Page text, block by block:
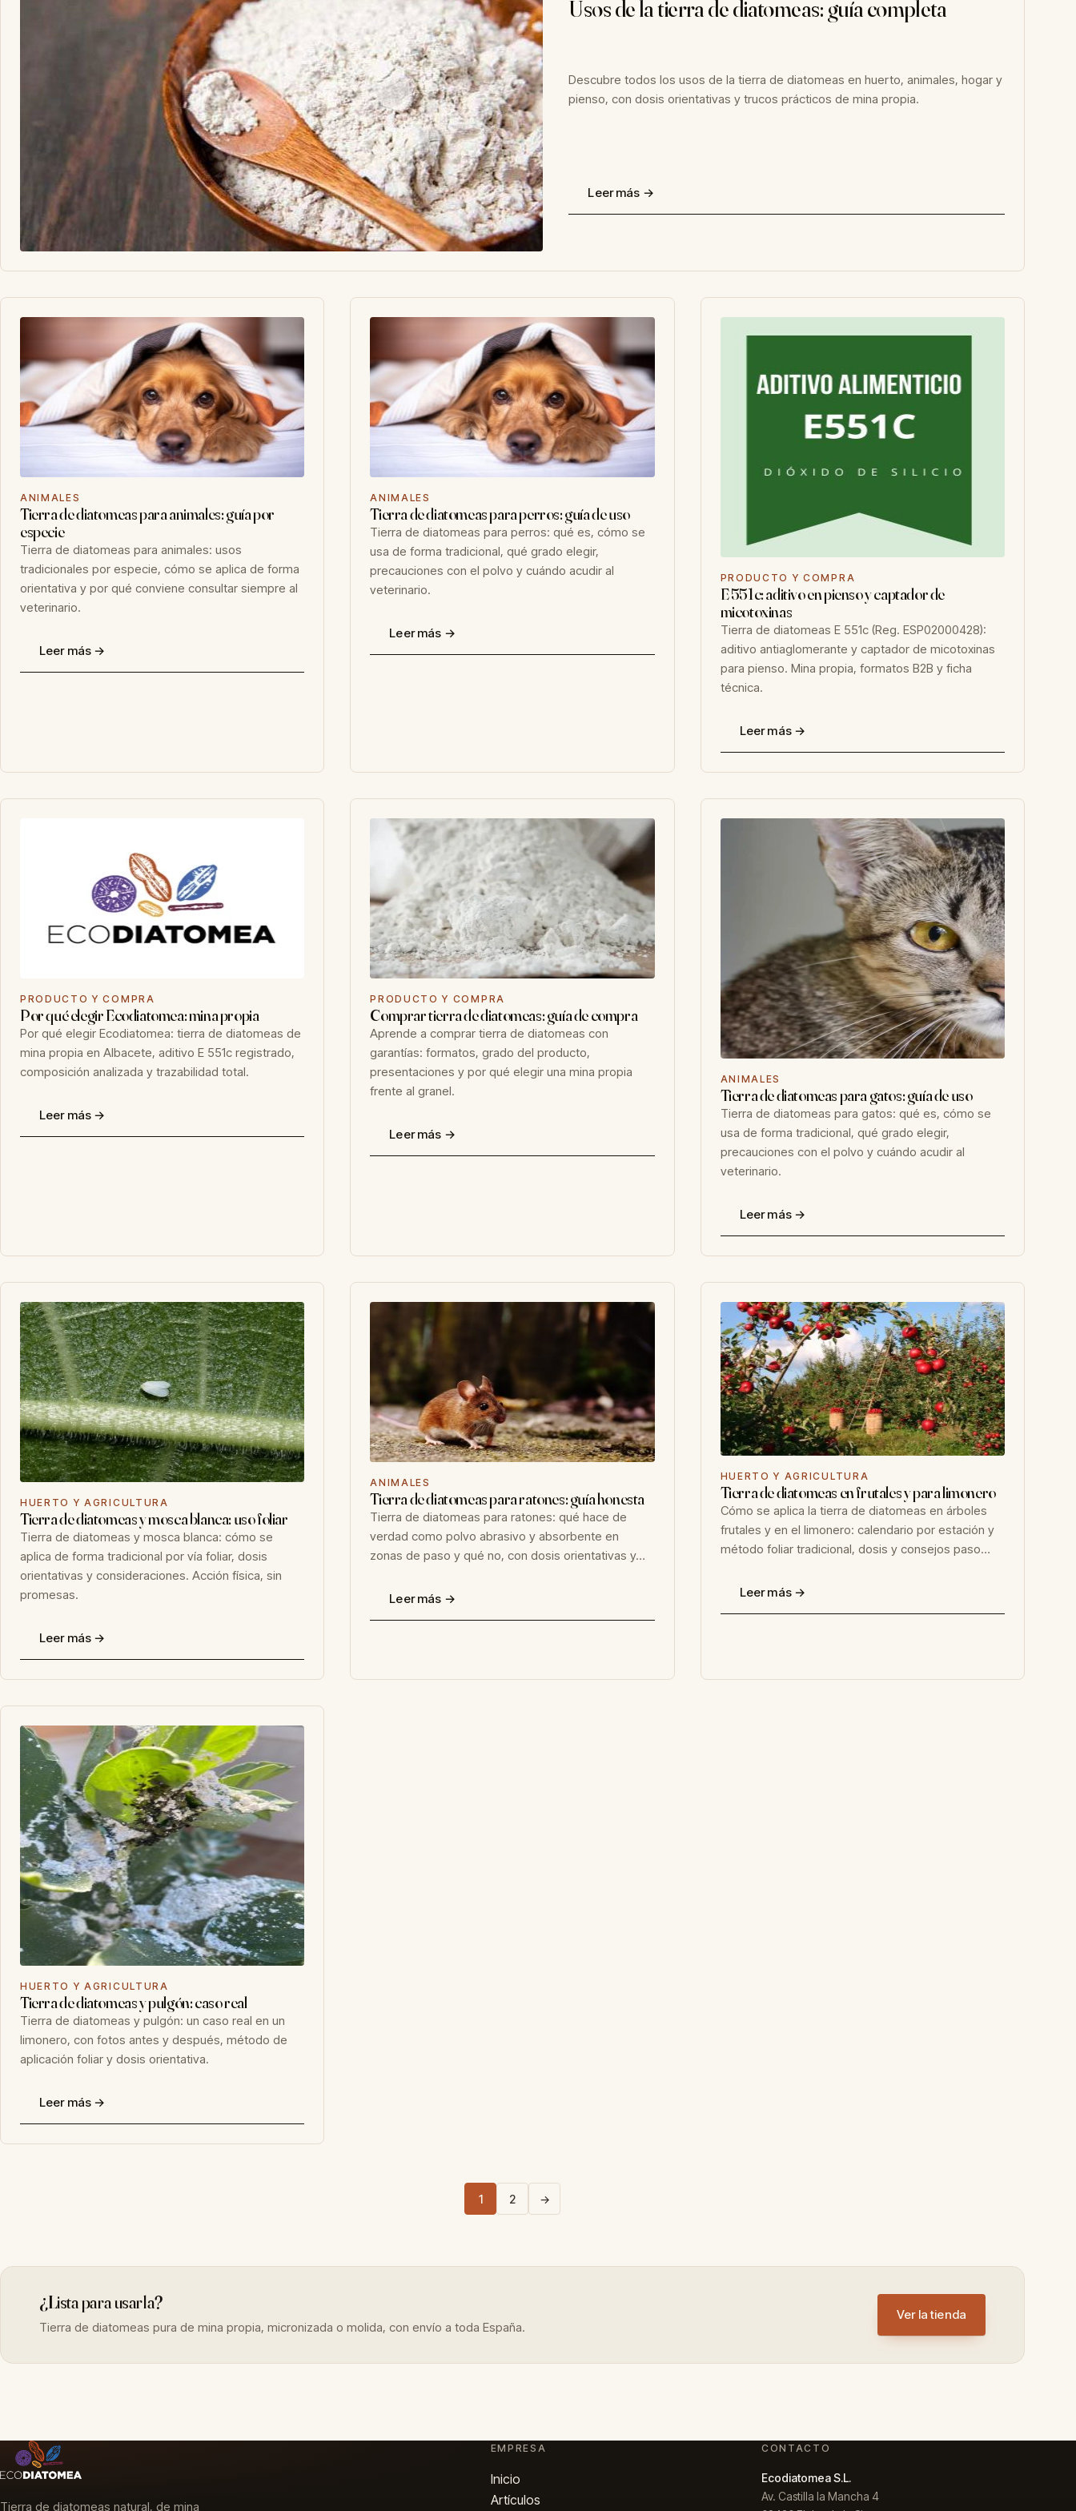
Usos de la tierra de diatomeas: guía completa
Descubre todos los usos de la tierra de diatomeas en huerto, animales, hogar y
pienso, con dosis orientativas y trucos prácticos de mina propia.
Leer más →
ANIMALES
Tierra de diatomeas para animales: guía por
especie
Tierra de diatomeas para animales: usos
tradicionales por especie, cómo se aplica de forma
orientativa y por qué conviene consultar siempre al
veterinario.
Leer más →
ANIMALES
Tierra de diatomeas para perros: guía de uso
Tierra de diatomeas para perros: qué es, cómo se
usa de forma tradicional, qué grado elegir,
precauciones con el polvo y cuándo acudir al
veterinario.
Leer más →
PRODUCTO Y COMPRA
E 551c: aditivo en pienso y captador de
micotoxinas
Tierra de diatomeas E 551c (Reg. ESP02000428):
aditivo antiaglomerante y captador de micotoxinas
para pienso. Mina propia, formatos B2B y ficha
técnica.
Leer más →
PRODUCTO Y COMPRA
Por qué elegir Ecodiatomea: mina propia
Por qué elegir Ecodiatomea: tierra de diatomeas de
mina propia en Albacete, aditivo E 551c registrado,
composición analizada y trazabilidad total.
Leer más →
PRODUCTO Y COMPRA
Comprar tierra de diatomeas: guía de compra
Aprende a comprar tierra de diatomeas con
garantías: formatos, grado del producto,
presentaciones y por qué elegir una mina propia
frente al granel.
Leer más →
ANIMALES
Tierra de diatomeas para gatos: guía de uso
Tierra de diatomeas para gatos: qué es, cómo se
usa de forma tradicional, qué grado elegir,
precauciones con el polvo y cuándo acudir al
veterinario.
Leer más →
HUERTO Y AGRICULTURA
Tierra de diatomeas y mosca blanca: uso foliar
Tierra de diatomeas y mosca blanca: cómo se
aplica de forma tradicional por vía foliar, dosis
orientativas y consideraciones. Acción física, sin
promesas.
Leer más →
ANIMALES
Tierra de diatomeas para ratones: guía honesta
Tierra de diatomeas para ratones: qué hace de
verdad como polvo abrasivo y absorbente en
zonas de paso y qué no, con dosis orientativas y…
Leer más →
HUERTO Y AGRICULTURA
Tierra de diatomeas en frutales y para limonero
Cómo se aplica la tierra de diatomeas en árboles
frutales y en el limonero: calendario por estación y
método foliar tradicional, dosis y consejos paso…
Leer más →
HUERTO Y AGRICULTURA
Tierra de diatomeas y pulgón: caso real
Tierra de diatomeas y pulgón: un caso real en un
limonero, con fotos antes y después, método de
aplicación foliar y dosis orientativa.
Leer más →
1 2 →
¿Lista para usarla?
Tierra de diatomeas pura de mina propia, micronizada o molida, con envío a toda España.
Ver la tienda
Tierra de diatomeas natural, de mina
EMPRESA
Inicio
Artículos
CONTACTO
Ecodiatomea S.L.
Av. Castilla la Mancha 4